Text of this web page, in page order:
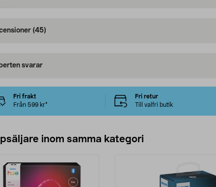
(45)
svarar
Fri frakt
Från 599 kr*
Fri retur
Till valfri butik
inom samma kategori